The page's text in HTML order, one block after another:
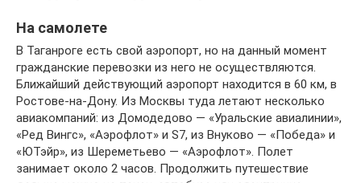
На самолете
В Таганроге есть свой аэропорт, но на данный момент
гражданские перевозки из него не осуществляются.
Ближайший действующий аэропорт находится в 60 км, в
Ростове-на-Дону. Из Москвы туда летают несколько
авиакомпаний: из Домодедово — «Уральские авиалинии»,
«Ред Вингс», «Аэрофлот» и S7, из Внуково — «Победа» и
«ЮТэйр», из Шереметьево — «Аэрофлот». Полет
занимает около 2 часов. Продолжить путешествие